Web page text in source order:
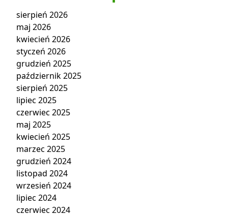
sierpień 2026
maj 2026
kwiecień 2026
styczeń 2026
grudzień 2025
październik 2025
sierpień 2025
lipiec 2025
czerwiec 2025
maj 2025
kwiecień 2025
marzec 2025
grudzień 2024
listopad 2024
wrzesień 2024
lipiec 2024
czerwiec 2024